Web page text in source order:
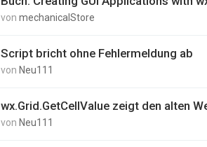
von mechanicalStore
Script bricht ohne Fehlermeldung ab
von Neu111
wx.Grid.GetCellValue zeigt den alten
von Neu111